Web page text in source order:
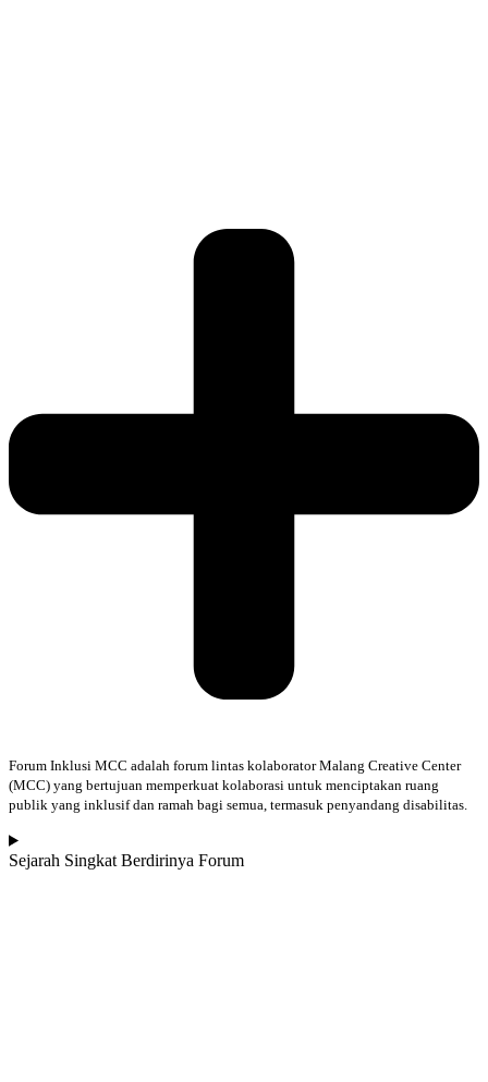
Forum Inklusi MCC adalah forum lintas kolaborator Malang Creative Center
(MCC) yang bertujuan memperkuat kolaborasi untuk menciptakan ruang
publik yang inklusif dan ramah bagi semua, termasuk penyandang disabilitas.
Sejarah Singkat Berdirinya Forum